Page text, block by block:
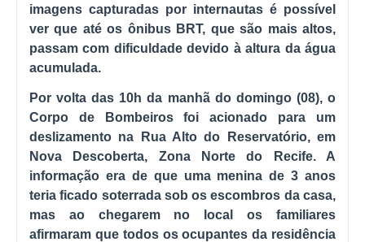
imagens capturadas por internautas é possível
ver que até os ônibus BRT, que são mais altos,
passam com dificuldade devido à altura da água
acumulada.
Por volta das 10h da manhã do domingo (08), o
Corpo de Bombeiros foi acionado para um
deslizamento na Rua Alto do Reservatório, em
Nova Descoberta, Zona Norte do Recife. A
informação era de que uma menina de 3 anos
teria ficado soterrada sob os escombros da casa,
mas ao chegarem no local os familiares
afirmaram que todos os ocupantes da residência